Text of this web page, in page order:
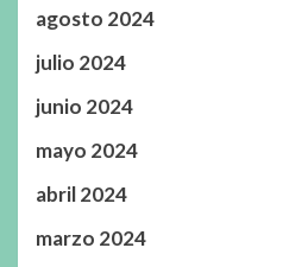
agosto 2024
julio 2024
junio 2024
mayo 2024
abril 2024
marzo 2024